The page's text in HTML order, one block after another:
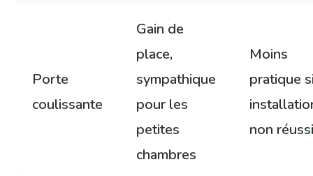
Porte
coulissante
Gain de
place,
sympathique
pour les
petites
chambres
Moins
pratique
non